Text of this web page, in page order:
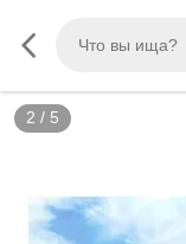
2 / 5